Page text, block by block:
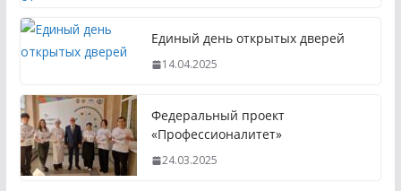
Единый день открытых дверей
14.04.2025
Федеральный проект
«Профессионалитет»
24.03.2025